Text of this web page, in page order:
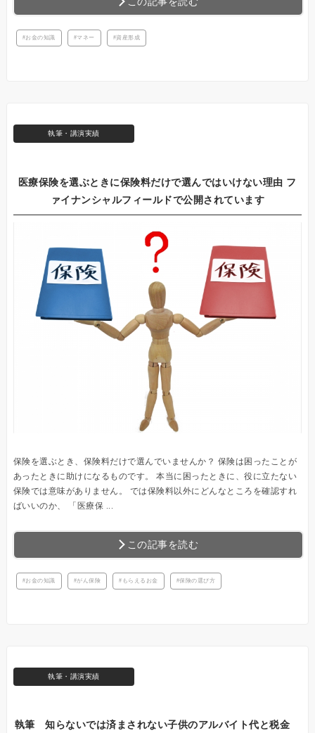
お金の知識 マネー 資産形成
執筆・講演実績
医療保険を選ぶときに保険料だけで選んではいけない理由 フ
ァイナンシャルフィールドで公開されています
保険を選ぶとき、保険料だけで選んでいませんか？ 保険は困ったことが
あったときに助けになるものです。 本当に困ったときに、役に立たない
保険では意味がありません。 では保険料以外にどんなところを確認すれ
ばいいのか、 「医療保 ...
この記事を読む
お金の知識 がん保険 もらえるお金 保険の選び方
執筆・講演実績
執筆 知らないでは済まされない子供のアルバイト代と税金